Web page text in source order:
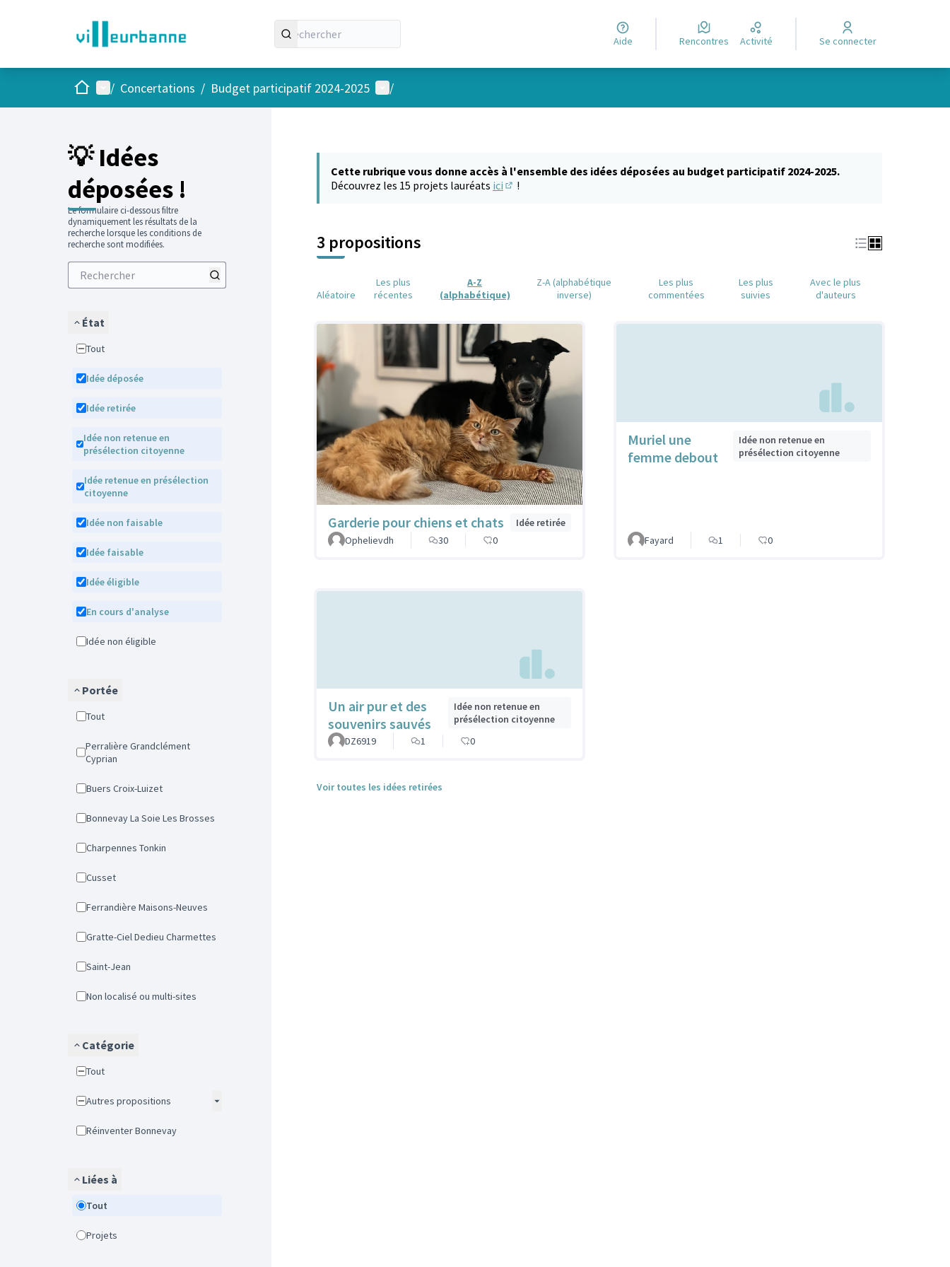
Aide Rencontres Activité Se connecter
AccueilMenu principal
/ Concertations / Budget participatif 2024-2025 Menu utilisateur
/
💡 Idées
déposées !
Le formulaire ci-dessous filtre
dynamiquement les résultats de la
recherche lorsque les conditions de
recherche sont modifiées.
État
Tout
Idée déposée
Idée retirée
Idée non retenue en
présélection citoyenne
Idée retenue en présélection
citoyenne
Idée non faisable
Idée faisable
Idée éligible
En cours d'analyse
Idée non éligible
Portée
Tout
Perralière Grandclément
Cyprian
Buers Croix-Luizet
Bonnevay La Soie Les Brosses
Charpennes Tonkin
Cusset
Ferrandière Maisons-Neuves
Gratte-Ciel Dedieu Charmettes
Saint-Jean
Non localisé ou multi-sites
Catégorie
Tout
Autres propositions
Réinventer Bonnevay
Liées à
Tout
Projets
Cette rubrique vous donne accès à l'ensemble des idées déposées au budget participatif 2024-2025.
Découvrez les 15 projets lauréats ici !
3 propositions
Aléatoire
Les plus
récentes
A-Z
(alphabétique)
Z-A (alphabétique
inverse)
Les plus
commentées
Les plus
suivies
Avec le plus
d'auteurs
Garderie pour chiens et chats
Idée retirée
Ophelievdh
30 0
Muriel une
femme debout
Idée non retenue en
présélection citoyenne
Fayard 1 0
Un air pur et des
souvenirs sauvés
Idée non retenue en
présélection citoyenne
DZ6919
1 0
Voir toutes les idées retirées